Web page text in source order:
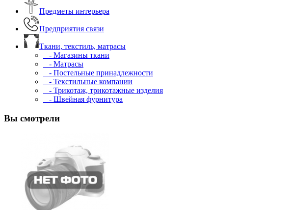
Предметы интерьера
Предприятия связи
Ткани, текстиль, матрасы
- Магазины ткани
- Матрасы
- Постельные принадлежности
- Текстильные компании
- Трикотаж, трикотажные изделия
- Швейная фурнитура
Вы смотрели